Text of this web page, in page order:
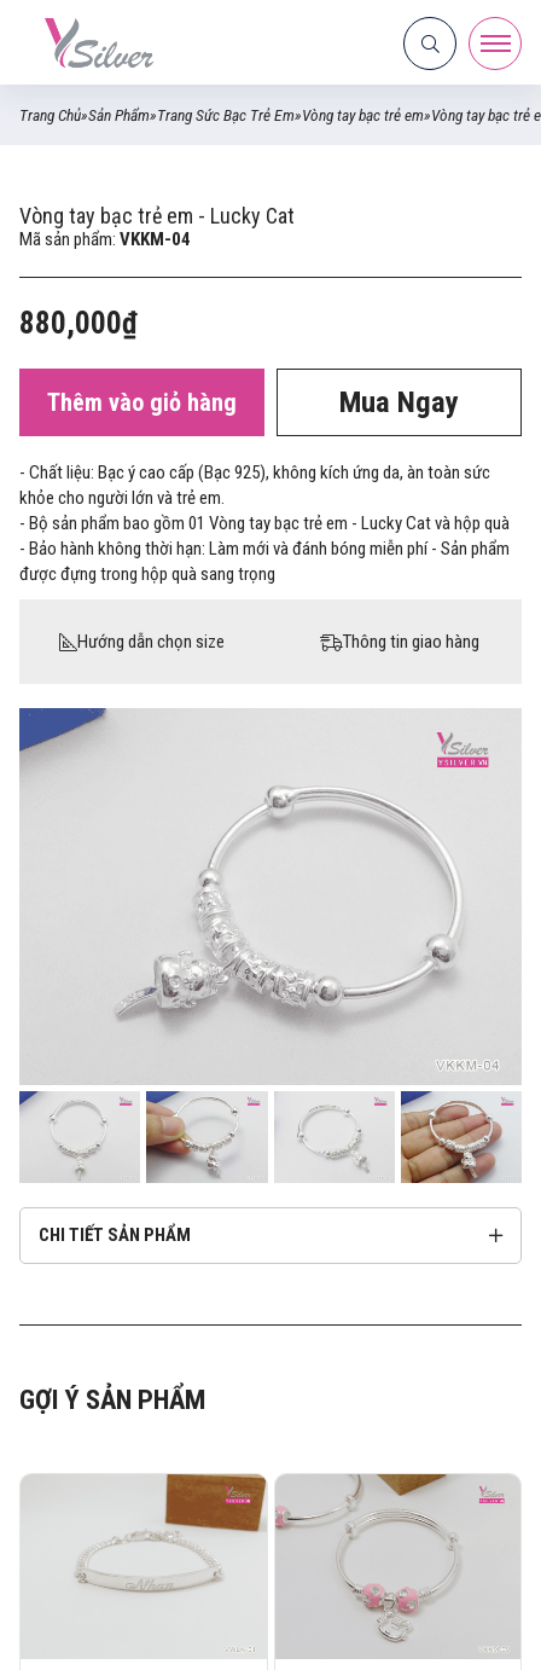
Trang Chủ»Sản Phẩm»Trang Sức Bạc Trẻ Em»Vòng tay bạc trẻ em»Vòng tay bạc trẻ
Vòng tay bạc trẻ em - Lucky Cat
Mã sản phẩm: VKKM-04
880,000₫
Thêm vào giỏ hàng Mua Ngay
- Chất liệu: Bạc ý cao cấp (Bạc 925), không kích ứng da, àn toàn sức
khỏe cho người lớn và trẻ em.
- Bộ sản phẩm bao gồm 01 Vòng tay bạc trẻ em - Lucky Cat và hộp quà
- Bảo hành không thời hạn: Làm mới và đánh bóng miễn phí - Sản phẩm
được đựng trong hộp quà sang trọng
Hướng dẫn chọn size Thông tin giao hàng
CHI TIẾT SẢN PHẨM
GỢI Ý SẢN PHẨM